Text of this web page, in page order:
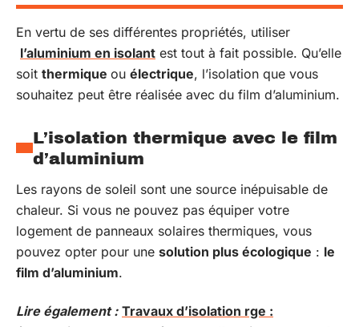
En vertu de ses différentes propriétés, utiliser
l’aluminium en isolant est tout à fait possible. Qu’elle
soit thermique ou électrique, l’isolation que vous
souhaitez peut être réalisée avec du film d’aluminium.
L’isolation thermique avec le film
d’aluminium
Les rayons de soleil sont une source inépuisable de
chaleur. Si vous ne pouvez pas équiper votre
logement de panneaux solaires thermiques, vous
pouvez opter pour une solution plus écologique : le
film d’aluminium.
Lire également : Travaux d’isolation rge :